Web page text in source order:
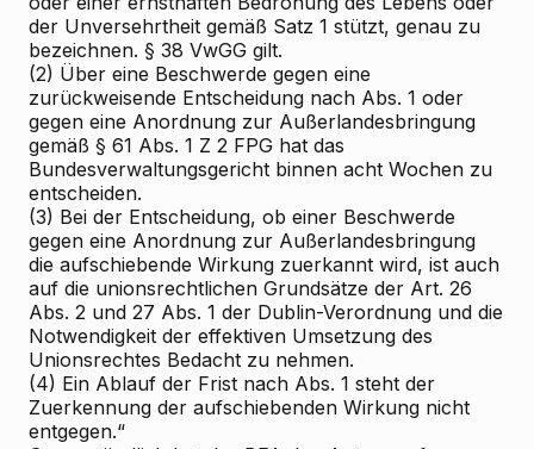
der Unversehrtheit gemäß Satz 1 stützt, genau zu
bezeichnen. § 38 VwGG gilt.
(2) Über eine Beschwerde gegen eine
zurückweisende Entscheidung nach Abs. 1 oder
gegen eine Anordnung zur Außerlandesbringung
gemäß § 61 Abs. 1 Z 2 FPG hat das
Bundesverwaltungsgericht binnen acht Wochen zu
entscheiden.
(3) Bei der Entscheidung, ob einer Beschwerde
gegen eine Anordnung zur Außerlandesbringung
die aufschiebende Wirkung zuerkannt wird, ist auch
auf die unionsrechtlichen Grundsätze der Art. 26
Abs. 2 und 27 Abs. 1 der Dublin-Verordnung und die
Notwendigkeit der effektiven Umsetzung des
Unionsrechtes Bedacht zu nehmen.
(4) Ein Ablauf der Frist nach Abs. 1 steht der
Zuerkennung der aufschiebenden Wirkung nicht
entgegen.“